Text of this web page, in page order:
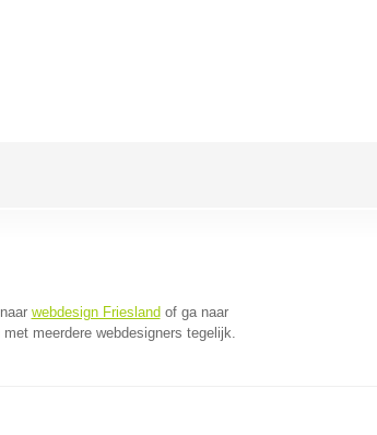
webdesign Friesland of ga naar
meerdere webdesigners tegelijk.